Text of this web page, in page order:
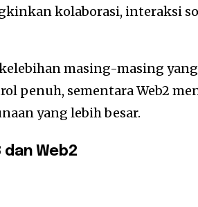
kolaborasi, interaksi
masing-masing
penuh, sementara Web2
yang lebih besar.
dan Web2